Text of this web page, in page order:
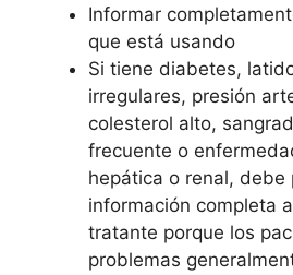
Informar
que está usando
Si tiene diabetes,
irregulares, presión
colesterol alto,
frecuente o
hepática o renal, debe
información completa
tratante porque los
problemas